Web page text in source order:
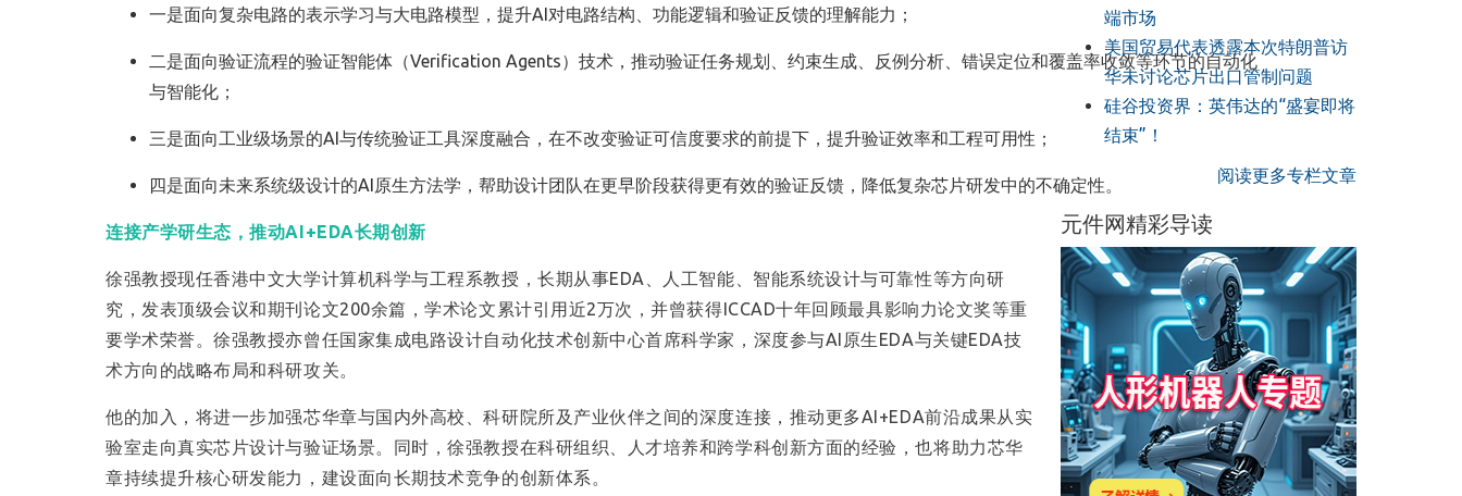
一是面向复杂电路的表示学习与大电路模型，提升AI对电路结构、功能逻辑和验证反馈的理解能力；
二是面向验证流程的验证智能体（Verification Agents）技术，推动验证任务规划、约束生成、反例分析、错误定位和覆盖率收敛等环节的自动化
与智能化；
三是面向工业级场景的AI与传统验证工具深度融合，在不改变验证可信度要求的前提下，提升验证效率和工程可用性；
四是面向未来系统级设计的AI原生方法学，帮助设计团队在更早阶段获得更有效的验证反馈，降低复杂芯片研发中的不确定性。
连接产学研生态，推动AI+EDA长期创新
徐强教授现任香港中文大学计算机科学与工程系教授，长期从事EDA、人工智能、智能系统设计与可靠性等方向研
究，发表顶级会议和期刊论文200余篇，学术论文累计引用近2万次，并曾获得ICCAD十年回顾最具影响力论文奖等重
要学术荣誉。徐强教授亦曾任国家集成电路设计自动化技术创新中心首席科学家，深度参与AI原生EDA与关键EDA技
术方向的战略布局和科研攻关。
他的加入，将进一步加强芯华章与国内外高校、科研院所及产业伙伴之间的深度连接，推动更多AI+EDA前沿成果从实
验室走向真实芯片设计与验证场景。同时，徐强教授在科研组织、人才培养和跨学科创新方面的经验，也将助力芯华
章持续提升核心研发能力，建设面向长期技术竞争的创新体系。
端市场
美国贸易代表透露本次特朗普访
华未讨论芯片出口管制问题
硅谷投资界：英伟达的“盛宴即将
结束”！
阅读更多专栏文章
元件网精彩导读